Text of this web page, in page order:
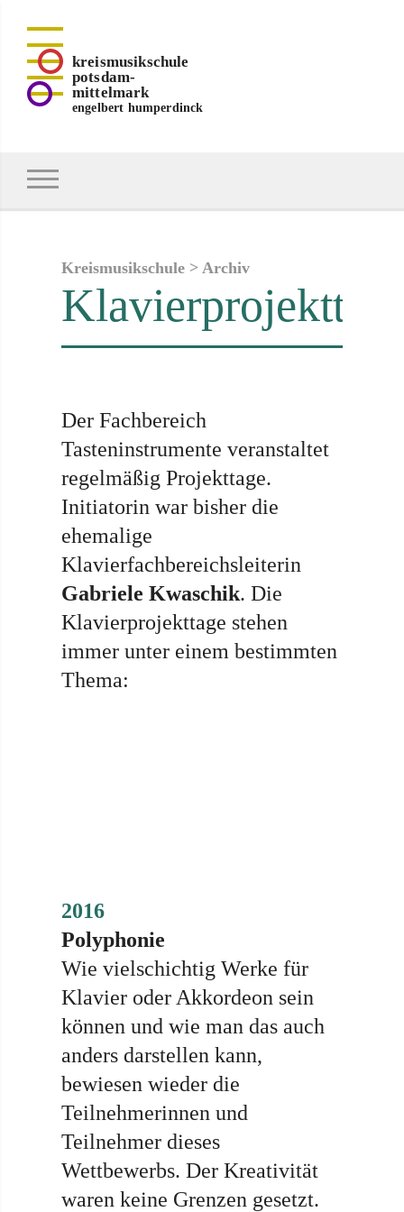
kreismusikschule
potsdam-
mittelmark
engelbert humperdinck
Kreismusikschule > Archiv
Der Fachbereich
Tasteninstrumente veranstaltet
regelmäßig Projekttage.
Initiatorin war bisher die
ehemalige
Klavierfachbereichsleiterin
Gabriele Kwaschik. Die
Klavierprojekttage stehen
immer unter einem bestimmten
Thema:
2016
Polyphonie
Wie vielschichtig Werke für
Klavier oder Akkordeon sein
können und wie man das auch
anders darstellen kann,
bewiesen wieder die
Teilnehmerinnen und
Teilnehmer dieses
Wettbewerbs. Der Kreativität
waren keine Grenzen gesetzt.